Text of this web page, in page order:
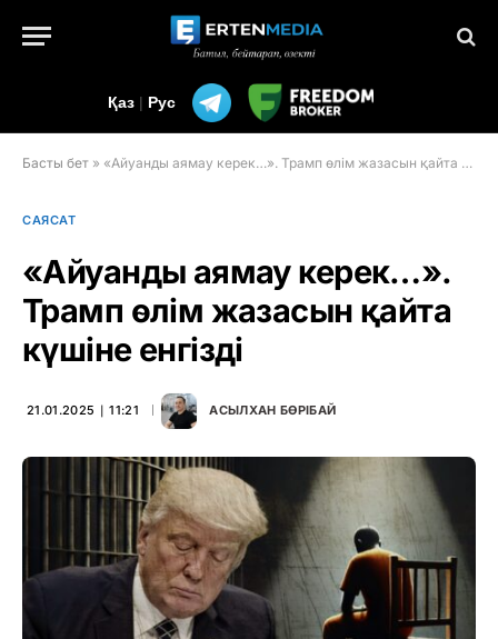
Қаз | Рус
Басты бет » «Айуанды аямау керек…». Трамп өлім жазасын қайта күшіне енгізді
САЯСАТ
«Айуанды аямау керек…».
Трамп өлім жазасын қайта
күшіне енгізді
21.01.2025 ∣ 11:21 АСЫЛХАН БӨРІБАЙ